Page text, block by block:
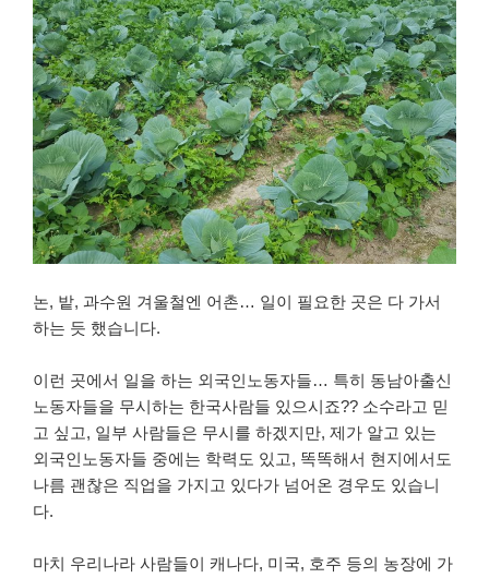
논, 밭, 과수원 겨울철엔 어촌… 일이 필요한 곳은 다 가서
하는 듯 했습니다.
이런 곳에서 일을 하는 외국인노동자들… 특히 동남아출신
노동자들을 무시하는 한국사람들 있으시죠?? 소수라고 믿
고 싶고, 일부 사람들은 무시를 하겠지만, 제가 알고 있는
외국인노동자들 중에는 학력도 있고, 똑똑해서 현지에서도
나름 괜찮은 직업을 가지고 있다가 넘어온 경우도 있습니
다.
마치 우리나라 사람들이 캐나다, 미국, 호주 등의 농장에 가